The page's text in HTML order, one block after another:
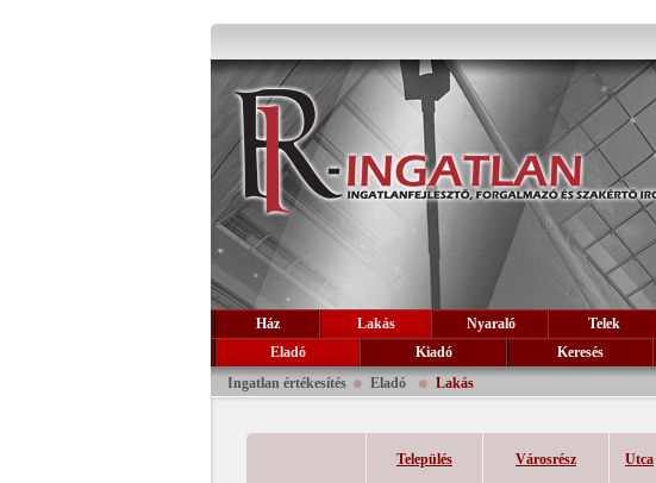
Ház Lakás Nyaraló Telek
Eladó
Kiadó Keresés
Ingatlan értékesítés
Eladó Lakás
Település Városrész Utca